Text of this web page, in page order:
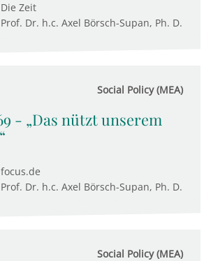
Die Zeit
Prof. Dr. h.c. Axel Börsch-Supan, Ph. D.
Social Policy (MEA)
- „Das nützt unserem
focus.de
Prof. Dr. h.c. Axel Börsch-Supan, Ph. D.
Social Policy (MEA)